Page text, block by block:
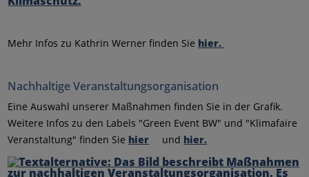
Mehr Infos zu Kathrin Werner finden Sie hier.
Nachhaltige Veranstaltungsorganisation
Eine Auswahl unserer Maßnahmen finden Sie in der Grafik.
Weitere Infos zu den Labels "Green Event BW" und "Klimafaire
Veranstaltung" finden Sie hier und hier.